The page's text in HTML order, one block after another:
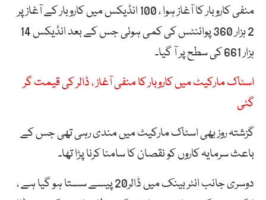
منفی کاروبار کا آغاز ہوا ، 100 انڈیکس میں کاروبار کے آغاز پر
2 ہزار 360 پوائنٹس کی کمی ہوئی جس کے بعد انڈیکس 14
ہزار 661 کی سطح پر آ گیا۔
اسٹاک مارکیٹ میں کاروبار کا منفی آغاز ، ڈالر کی قیمت گر
گئی
گزشتہ روز بھی اسٹاک مارکیٹ میں مندی رہی تھی جس کے
باعث سرمایہ کاروں کو نقصان کا سامنا کرنا پڑا تھا۔
دوسری جانب انٹر بینک میں ڈالر20 پیسے سستا ہو گیا ہے ،